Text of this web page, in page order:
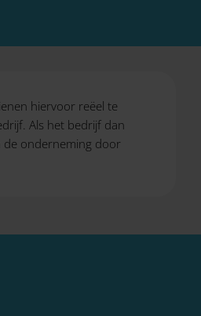
hiervoor reëel te
Als het bedrijf dan
de onderneming door